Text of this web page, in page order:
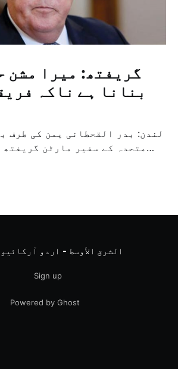
گریفتھ: میرا مشن
بنانا ہے ناکہ
لندن: بدر القحطانی یمن کی طرف
متحدہ کے سفیر مارٹن گریفتھ
ثالثی اور اس کشمکش کی حدبندی
الشرق الأوسط - اردو آرکائیو
Sign up
Powered by Ghost